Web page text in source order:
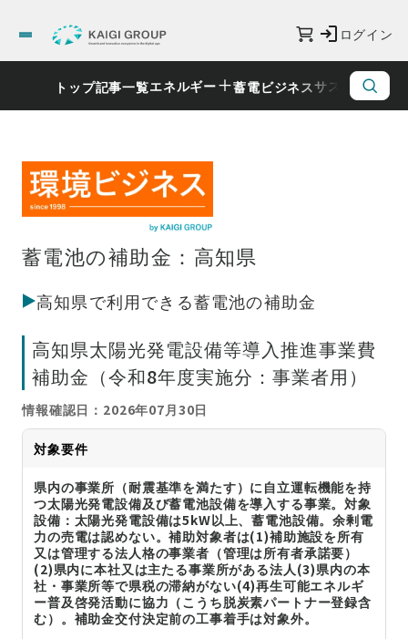
ログイン
トップ記事一覧エネルギー 蓄電ビジネスサステナビリ
蓄電池の補助金：高知県
高知県で利用できる蓄電池の補助金
高知県太陽光発電設備等導入推進事業費
補助金（令和8年度実施分：事業者用）
情報確認日：2026年07月30日
対象要件
県内の事業所（耐震基準を満たす）に自立運転機能を持
つ太陽光発電設備及び蓄電池設備を導入する事業。対象
設備：太陽光発電設備は5kW以上、蓄電池設備。余剰電
力の売電は認めない。補助対象者は(1)補助施設を所有
又は管理する法人格の事業者（管理は所有者承諾要）
(2)県内に本社又は主たる事業所がある法人(3)県内の本
社・事業所等で県税の滞納がない(4)再生可能エネルギ
ー普及啓発活動に協力（こうち脱炭素パートナー登録含
む）。補助金交付決定前の工事着手は対象外。